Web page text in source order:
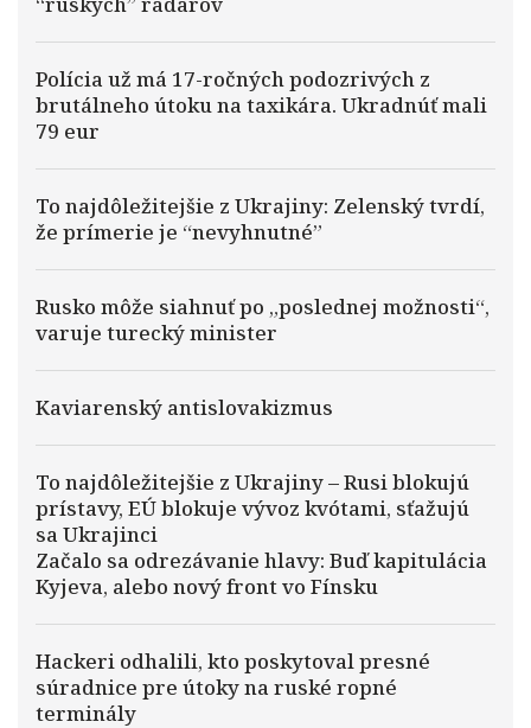
Polícia už má 17-ročných podozrivých z
brutálneho útoku na taxikára. Ukradnúť mali
79 eur
To najdôležitejšie z Ukrajiny: Zelenský tvrdí,
že prímerie je “nevyhnutné”
Rusko môže siahnuť po „poslednej možnosti“,
varuje turecký minister
Kaviarenský antislovakizmus
To najdôležitejšie z Ukrajiny – Rusi blokujú
prístavy, EÚ blokuje vývoz kvótami, sťažujú
sa Ukrajinci
Začalo sa odrezávanie hlavy: Buď kapitulácia
Kyjeva, alebo nový front vo Fínsku
Hackeri odhalili, kto poskytoval presné
súradnice pre útoky na ruské ropné
terminály